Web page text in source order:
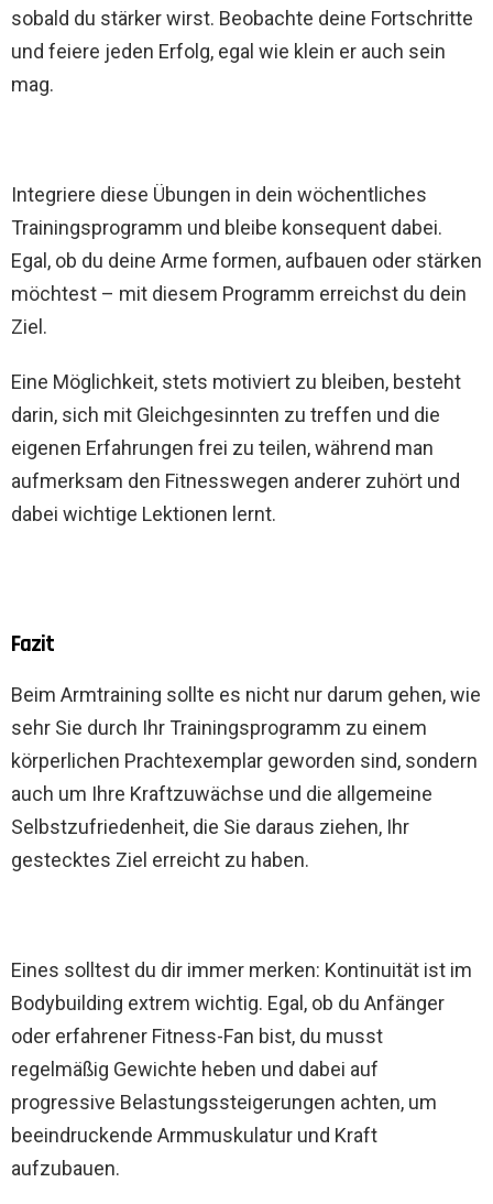
sobald du stärker wirst. Beobachte deine Fortschritte
und feiere jeden Erfolg, egal wie klein er auch sein
mag.
Integriere diese Übungen in dein wöchentliches
Trainingsprogramm und bleibe konsequent dabei.
Egal, ob du deine Arme formen, aufbauen oder stärken
möchtest – mit diesem Programm erreichst du dein
Ziel.
Eine Möglichkeit, stets motiviert zu bleiben, besteht
darin, sich mit Gleichgesinnten zu treffen und die
eigenen Erfahrungen frei zu teilen, während man
aufmerksam den Fitnesswegen anderer zuhört und
dabei wichtige Lektionen lernt.
Fazit
Beim Armtraining sollte es nicht nur darum gehen, wie
sehr Sie durch Ihr Trainingsprogramm zu einem
körperlichen Prachtexemplar geworden sind, sondern
auch um Ihre Kraftzuwächse und die allgemeine
Selbstzufriedenheit, die Sie daraus ziehen, Ihr
gestecktes Ziel erreicht zu haben.
Eines solltest du dir immer merken: Kontinuität ist im
Bodybuilding extrem wichtig. Egal, ob du Anfänger
oder erfahrener Fitness-Fan bist, du musst
regelmäßig Gewichte heben und dabei auf
progressive Belastungssteigerungen achten, um
beeindruckende Armmuskulatur und Kraft
aufzubauen.